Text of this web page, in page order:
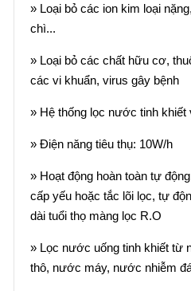
» Loại bỏ các ion kim loại
chì...
» Loại bỏ các chất hữu cơ,
các vi khuẩn, virus gây bệnh
» Hệ thống lọc nước tinh
» Điện năng tiêu thụ: 10W/h
» Hoạt động hoàn toàn tự
cấp yếu hoặc tắc lõi lọc, tự
dài tuổi thọ màng lọc R.O
» Lọc nước uống tinh khiết từ
thô, nước máy, nước nhiễm